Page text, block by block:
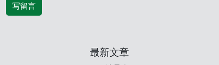
写留言
最新文章